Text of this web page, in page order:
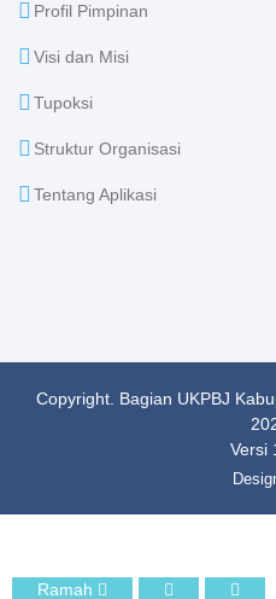
Profil Pimpinan
Visi dan Misi
Tupoksi
Struktur Organisasi
Tentang Aplikasi
Ramah
Copyright. Bagian UKPBJ
Versi